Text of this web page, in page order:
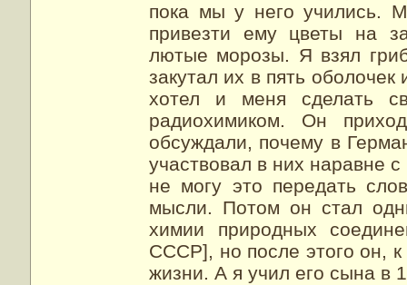
пока мы у него учились.
привезти ему цветы на
лютые морозы. Я взял
закутал их в пять
хотел и меня сделать
радиохимиком. Он
обсуждали, почему в
участвовал в них наравне
не могу это передать
мысли. Потом он стал
химии природных
СССР], но после этого он,
жизни. А я учил его сына в